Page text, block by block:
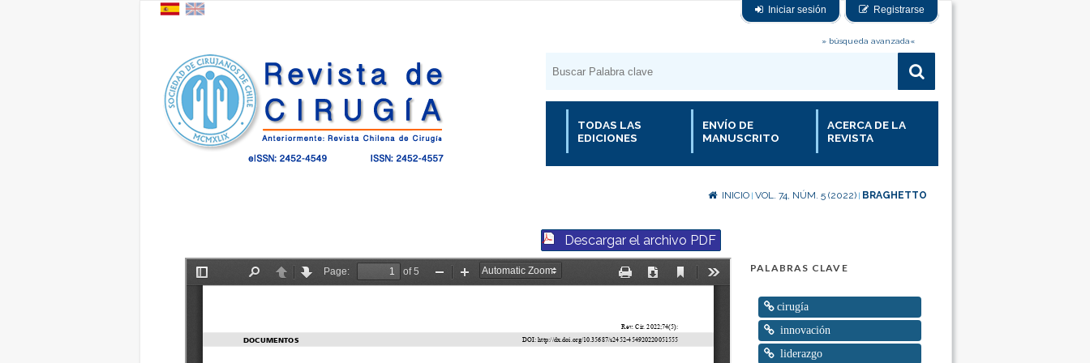
Iniciar sesión Registrarse
» búsqueda avanzada«
TODAS LAS
EDICIONES
ENVÍO DE
MANUSCRITO
ACERCA DE LA
REVISTA
INICIO VOL. 74, NÚM. 5 (2022) BRAGHETTO
PALABRAS CLAVE
cirugía
innovación
liderazgo
Descargar el archivo PDF